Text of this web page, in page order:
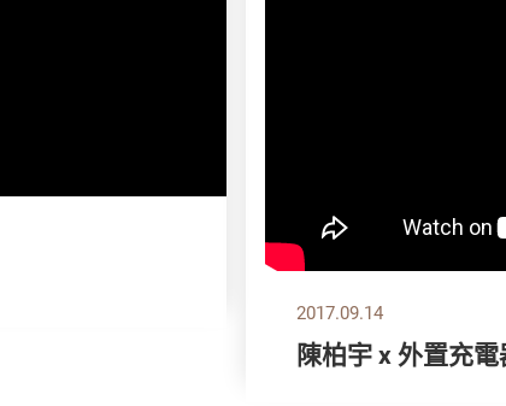
2017.09.14
陳柏宇 x 外置充電